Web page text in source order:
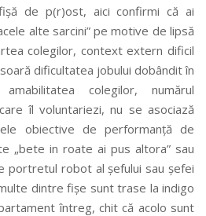
de p(r)ost, aici confirmi că ai
alte sarcini” pe motive de lipsă
colegilor, context extern dificil
dificultatea jobului dobândit în
colegilor, numărul
îl voluntariezi, nu se asociază
obiective de performanță de
„bete in roate ai pus altora” sau
portretul robot al șefului sau șefei
dintre fișe sunt trase la indigo
întreg, chit că acolo sunt